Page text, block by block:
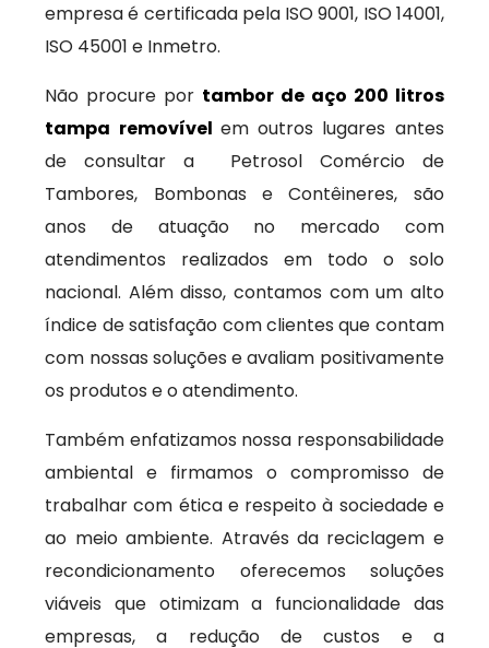
empresa é certificada pela ISO 9001, ISO 14001,
ISO 45001 e Inmetro.
Não procure por tambor de aço 200 litros
tampa removível em outros lugares antes
de consultar a Petrosol Comércio de
Tambores, Bombonas e Contêineres, são
anos de atuação no mercado com
atendimentos realizados em todo o solo
nacional. Além disso, contamos com um alto
índice de satisfação com clientes que contam
com nossas soluções e avaliam positivamente
os produtos e o atendimento.
Também enfatizamos nossa responsabilidade
ambiental e firmamos o compromisso de
trabalhar com ética e respeito à sociedade e
ao meio ambiente. Através da reciclagem e
recondicionamento oferecemos soluções
viáveis que otimizam a funcionalidade das
empresas, a redução de custos e a